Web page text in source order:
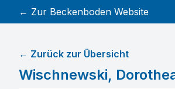
← Zur Beckenboden Website
Wischnewski,
← Zurück zur Übersicht